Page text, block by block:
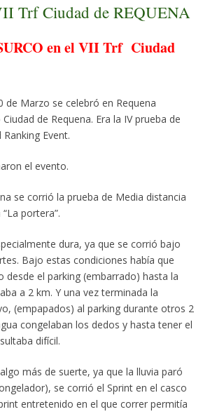
Trf Ciudad de REQUENA
en el VII Trf Ciudad
de Marzo se celebró en Requena
de Requena. Era la IV prueba de
Event.
el evento.
se corrió la prueba de Media distancia
portera”.
dura, ya que se corrió bajo
Bajo estas condiciones había que
desde el parking (embarrado) hasta la
a 2 km. Y una vez terminada la
(empapados) al parking durante otros 2
congelaban los dedos y hasta tener el
difícil.
más de suerte, ya que la lluvia paró
se corrió el Sprint en el casco
entretenido en el que correr permitía